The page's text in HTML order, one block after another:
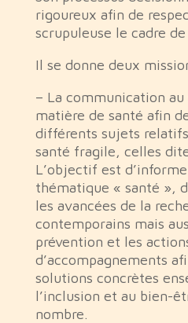
rigoureux afin de
scrupuleuse le cadre
Il se donne deux
– La communication au
matière de santé afin
différents sujets
santé fragile, celles
L’objectif est
thématique « santé »,
les avancées de la
contemporains mais
prévention et les
d’accompagnements
solutions concrètes
l’inclusion et au bien-
nombre.